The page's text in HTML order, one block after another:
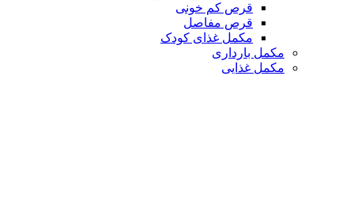
قرص کم خونی
قرص مفاصل
مکمل غذای کودک
مکمل بارداری
مکمل غذایی